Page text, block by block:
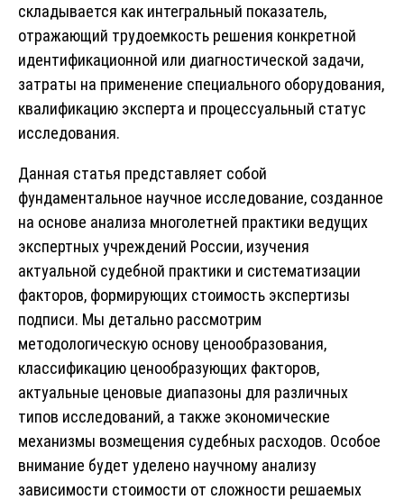
складывается как интегральный показатель,
отражающий трудоемкость решения конкретной
идентификационной или диагностической задачи,
затраты на применение специального оборудования,
квалификацию эксперта и процессуальный статус
исследования.
Данная статья представляет собой
фундаментальное научное исследование, созданное
на основе анализа многолетней практики ведущих
экспертных учреждений России, изучения
актуальной судебной практики и систематизации
факторов, формирующих стоимость экспертизы
подписи. Мы детально рассмотрим
методологическую основу ценообразования,
классификацию ценообразующих факторов,
актуальные ценовые диапазоны для различных
типов исследований, а также экономические
механизмы возмещения судебных расходов. Особое
внимание будет уделено научному анализу
зависимости стоимости от сложности решаемых